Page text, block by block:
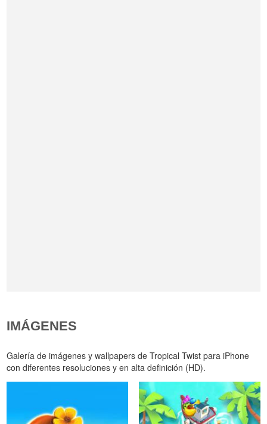
IMÁGENES
Galería de imágenes y wallpapers de Tropical Twist para iPhone
con diferentes resoluciones y en alta definición (HD).